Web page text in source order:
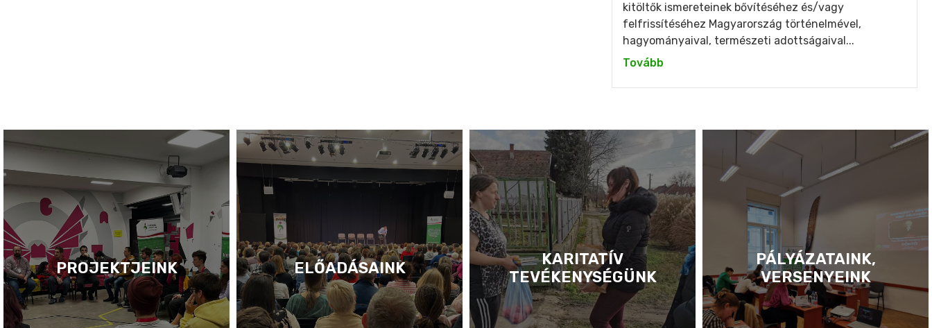
kitöltők ismereteinek bővítéséhez és/vagy
felfrissítéséhez Magyarország történelmével,
hagyományaival, természeti adottságaival...
Tovább
PROJEKTJEINK ELŐADÁSAINK
KARITATÍV
TEVÉKENYSÉGÜNK
PÁLYÁZATAINK,
VERSENYEINK